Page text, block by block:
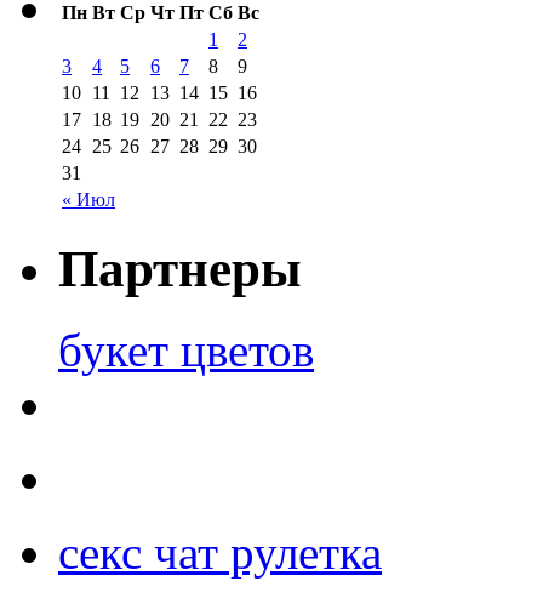
Пн Вт Ср Чт Пт Сб Вс
« Июл
1
2
3
4 5 6 7 8
9
10 11 12 13 14 15 16
17 18 19 20 21 22 23
24 25 26 27 28 29 30
31
Партнеры
букет цветов
секс чат рулетка